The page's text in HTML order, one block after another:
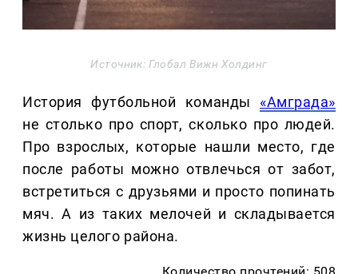
Источник: Глобал Вижн Холдинг
История футбольной команды «Амграда»
не столько про спорт, сколько про людей.
Про взрослых, которые нашли место, где
после работы можно отвлечься от забот,
встретиться с друзьями и просто попинать
мяч. А из таких мелочей и складывается
жизнь целого района.